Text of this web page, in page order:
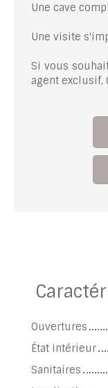
Une cave
Une visite
Si vous
agent exclusif,
Ouvertures
État intérieur
Sanitaires